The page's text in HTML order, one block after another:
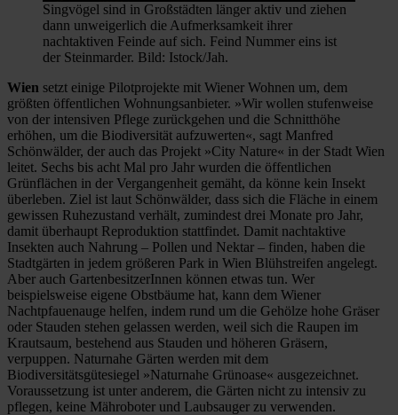
Singvögel sind in Großstädten länger aktiv und ziehen
dann unweigerlich die Aufmerksamkeit ihrer
nachtaktiven Feinde auf sich. Feind Nummer eins ist
der Steinmarder. Bild: Istock/Jah.
Wien setzt einige Pilotprojekte mit Wiener Wohnen um, dem
größten öffentlichen Wohnungsanbieter. »Wir wollen stufenweise
von der intensiven Pflege zurückgehen und die Schnitthöhe
erhöhen, um die Biodiversität aufzuwerten«, sagt Manfred
Schönwälder, der auch das Projekt »City Nature« in der Stadt Wien
leitet. Sechs bis acht Mal pro Jahr wurden die öffentlichen
Grünflächen in der Vergangenheit gemäht, da könne kein Insekt
überleben. Ziel ist laut Schönwälder, dass sich die Fläche in einem
gewissen Ruhezustand verhält, zumindest drei Monate pro Jahr,
damit überhaupt Reproduktion stattfindet. Damit nachtaktive
Insekten auch Nahrung – Pollen und Nektar – finden, haben die
Stadtgärten in jedem größeren Park in Wien Blühstreifen angelegt.
Aber auch GartenbesitzerInnen können etwas tun. Wer
beispielsweise eigene Obstbäume hat, kann dem Wiener
Nachtpfauenauge helfen, indem rund um die Gehölze hohe Gräser
oder Stauden stehen gelassen werden, weil sich die Raupen im
Krautsaum, bestehend aus Stauden und höheren Gräsern,
verpuppen. Naturnahe Gärten werden mit dem
Biodiversitätsgütesiegel »Naturnahe Grünoase« ausgezeichnet.
Voraussetzung ist unter anderem, die Gärten nicht zu intensiv zu
pflegen, keine Mähroboter und Laubsauger zu verwenden.